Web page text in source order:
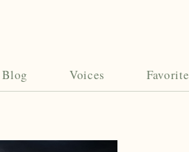
Blog Voices Favorite